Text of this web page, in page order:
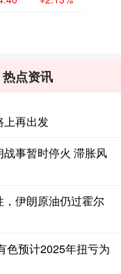
热点资讯
再出发
事暂时停火 滞胀风
伊朗原油仍过霍尔
色预计2025年扭亏为